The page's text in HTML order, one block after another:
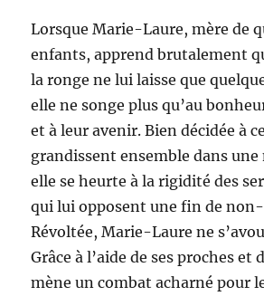
Lorsque Marie-Laure, mère de
enfants, apprend brutalement
la ronge ne lui laisse que
elle ne songe plus qu’au
et à leur avenir. Bien décidée à
grandissent ensemble dans
elle se heurte à la rigidité des
qui lui opposent une fin de
Révoltée, Marie-Laure ne
Grâce à l’aide de ses proches et
mène un combat acharné pour